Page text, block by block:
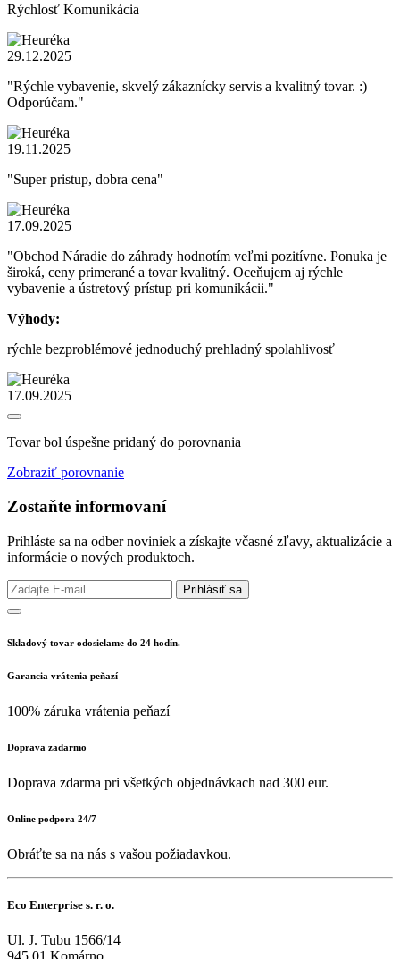
Rýchlosť Komunikácia
29.12.2025
"Rýchle vybavenie, skvelý zákaznícky servis a kvalitný tovar. :)
Odporúčam."
19.11.2025
"Super pristup, dobra cena"
17.09.2025
"Obchod Náradie do záhrady hodnotím veľmi pozitívne. Ponuka je
široká, ceny primerané a tovar kvalitný. Oceňujem aj rýchle
vybavenie a ústretový prístup pri komunikácii."
Výhody:
rýchle bezproblémové jednoduchý prehladný spolahlivosť
17.09.2025
Tovar bol úspešne pridaný do porovnania
Zobraziť porovnanie
Zostaňte informovaní
Prihláste sa na odber noviniek a získajte včasné zľavy, aktualizácie a
informácie o nových produktoch.
Prihlásiť sa
Skladový tovar odosielame do 24 hodín.
Garancia vrátenia peňazí
100% záruka vrátenia peňazí
Doprava zadarmo
Doprava zdarma pri všetkých objednávkach nad 300 eur.
Online podpora 24/7
Obráťte sa na nás s vašou požiadavkou.
Eco Enterprise s. r. o.
Ul. J. Tubu 1566/14
945 01 Komárno